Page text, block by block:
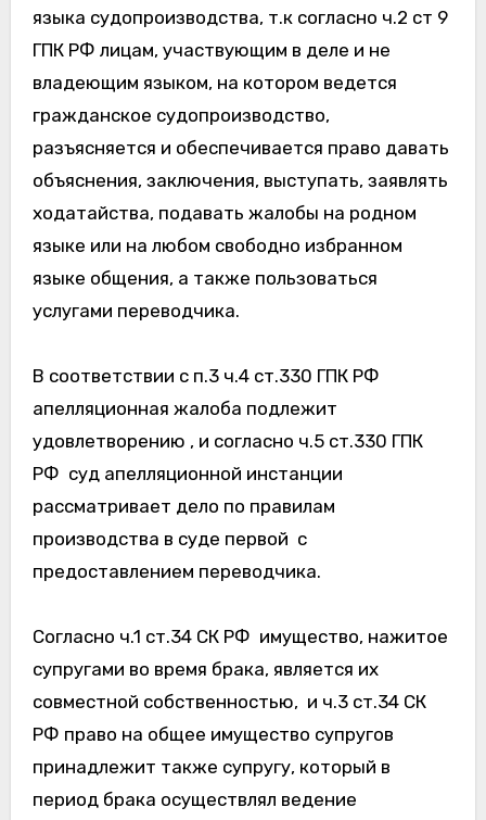
языка судопроизводства, т.к согласно ч.2 ст 9
ГПК РФ лицам, участвующим в деле и не
владеющим языком, на котором ведется
гражданское судопроизводство,
разъясняется и обеспечивается право давать
объяснения, заключения, выступать, заявлять
ходатайства, подавать жалобы на родном
языке или на любом свободно избранном
языке общения, а также пользоваться
услугами переводчика.
В соответствии с п.3 ч.4 ст.330 ГПК РФ
апелляционная жалоба подлежит
удовлетворению , и согласно ч.5 ст.330 ГПК
РФ суд апелляционной инстанции
рассматривает дело по правилам
производства в суде первой с
предоставлением переводчика.
Согласно ч.1 ст.34 СК РФ имущество, нажитое
супругами во время брака, является их
совместной собственностью, и ч.3 ст.34 СК
РФ право на общее имущество супругов
принадлежит также супругу, который в
период брака осуществлял ведение